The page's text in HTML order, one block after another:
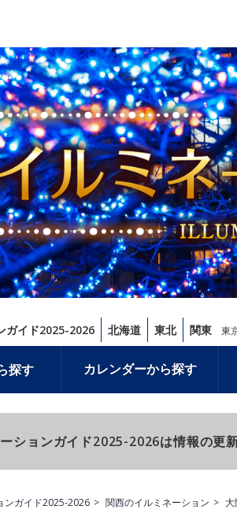
ガイド2025-2026 北海道 東北 関東 東
探す カレンダーから探す
ションガイド2025-2026は情報の更
ンガイド2025-2026 関西のイルミネーション